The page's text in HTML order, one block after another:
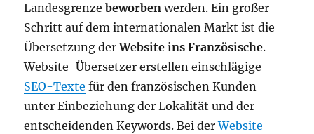
Landesgrenzebeworben werden. Ein großer
Schritt auf dem internationalen Markt ist die
Übersetzung derWebsite ins Französische.
Website-Übersetzer erstellen einschlägige
SEO-Texte für den französischen Kunden
unter Einbeziehung der Lokalität und der
entscheidenden Keywords. Bei derWebsite-